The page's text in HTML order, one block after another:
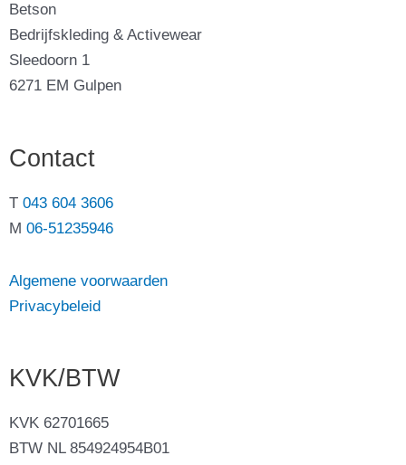
Betson
Bedrijfskleding & Activewear
Sleedoorn 1
6271 EM Gulpen
Contact
T 043 604 3606
M 06-51235946
Algemene voorwaarden
Privacybeleid
KVK/BTW
KVK 62701665
BTW NL 854924954B01